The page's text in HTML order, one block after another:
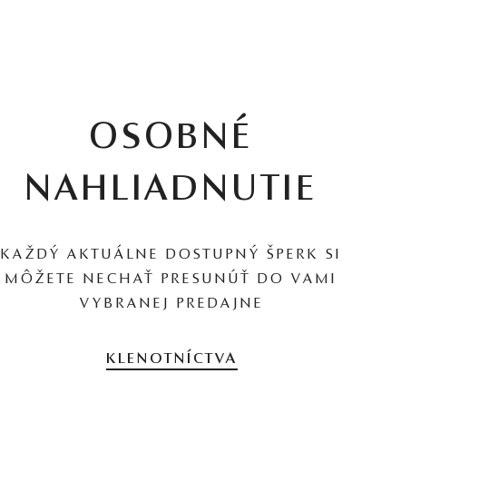
OSOBNÉ
NAHLIADNUTIE
KAŽDÝ AKTUÁLNE DOSTUPNÝ ŠPERK SI
MÔŽETE NECHAŤ PRESUNÚŤ DO VAMI
VYBRANEJ PREDAJNE
KLENOTNÍCTVA